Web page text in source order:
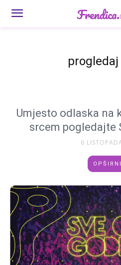
Umjesto odlaska na
srcem pogledajte
6